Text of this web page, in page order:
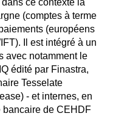
ce contexte la
(comptes à terme
(européens
Il est intégré à un
avec notamment le
édité par Finastra,
Tesselate
- et internes, en
bancaire de CEHDF